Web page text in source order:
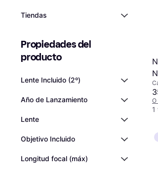
Tiendas
Propiedades del
producto
Lente Incluido (2º)
Año de Lanzamiento
Lente
Objetivo Incluido
Longitud focal (máx)
O
1